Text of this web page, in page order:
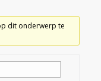
dit onderwerp te